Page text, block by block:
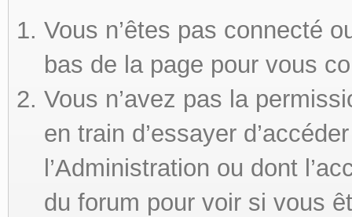
Vous n’êtes pas connecté
bas de la page pour vous
Vous n’avez pas la
en train d’essayer
l’Administration ou dont
du forum pour voir si vous